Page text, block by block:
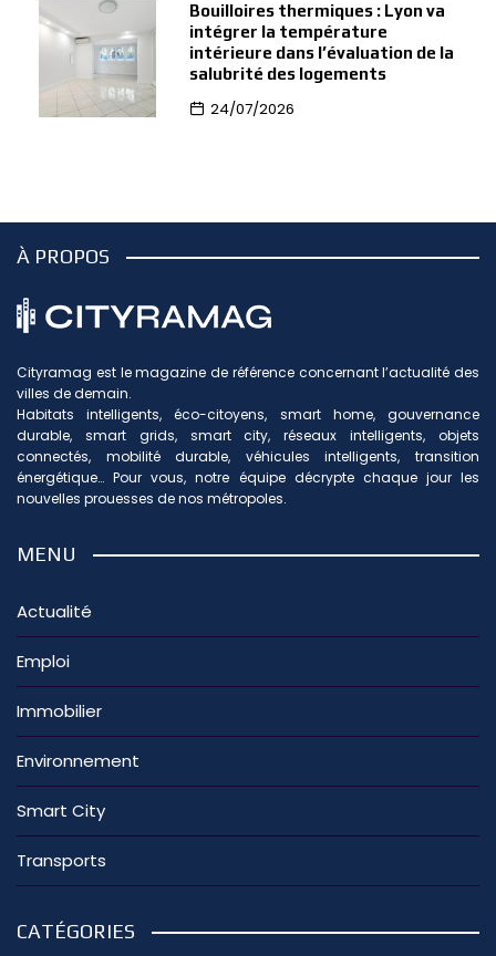
Bouilloires thermiques : Lyon va
intégrer la température
intérieure dans l’évaluation de la
salubrité des logements
24/07/2026
À PROPOS
Cityramag est le magazine de référence concernant l’actualité des
villes de demain.
Habitats intelligents, éco-citoyens, smart home, gouvernance
durable, smart grids, smart city, réseaux intelligents, objets
connectés, mobilité durable, véhicules intelligents, transition
énergétique… Pour vous, notre équipe décrypte chaque jour les
nouvelles prouesses de nos métropoles.
MENU
Actualité
Emploi
Immobilier
Environnement
Smart City
Transports
CATÉGORIES